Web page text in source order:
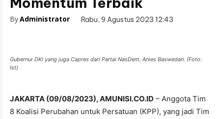
ByAdministrator Rabu, 9 Agustus 2023 12:43
Gubernur DKI yang juga Capres dari Partai NasDem, Anies Baswedan. (Foto:
Ist)
JAKARTA (09/08/2023), AMUNISI.CO.ID – Anggota Tim
8 Koalisi Perubahan untuk Persatuan (KPP), yang jadi Tim